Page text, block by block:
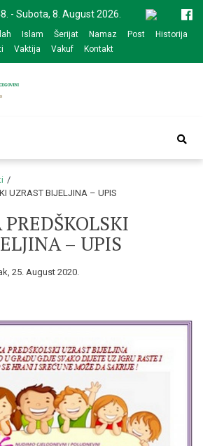
- Subota, 8. August 2026.
Islam Šerijat Namaz Post
Historija
Vaktija Vakuf Kontakt
Bijeljina
UZRAST BIJELJINA – UPIS
– UPIS
25. August 2020.